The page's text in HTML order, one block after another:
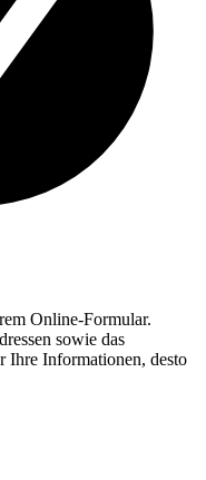
Online-Formular.
sowie das
Ihre Informationen, desto